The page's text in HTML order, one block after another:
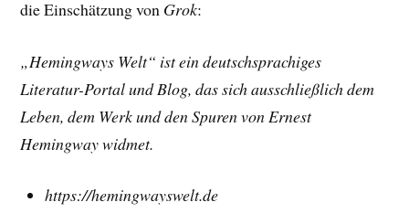
die Einschätzung von Grok:
„Hemingways Welt“ ist ein deutschsprachiges
Literatur-Portal und Blog, das sich ausschließlich dem
Leben, dem Werk und den Spuren von Ernest
Hemingway widmet.
https://hemingwayswelt.de